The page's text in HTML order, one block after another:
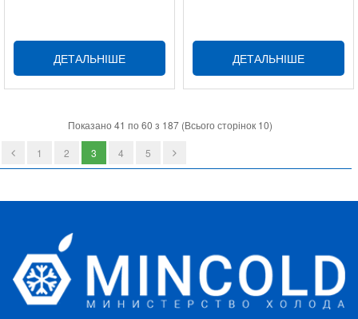
ДЕТАЛЬНІШЕ ДЕТАЛЬНІШЕ
Показано 41 по 60 з 187 (Всього сторінок 10)
1 2 3 4 5